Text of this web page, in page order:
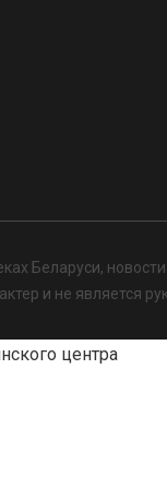
Беларуси,
и не является
центра